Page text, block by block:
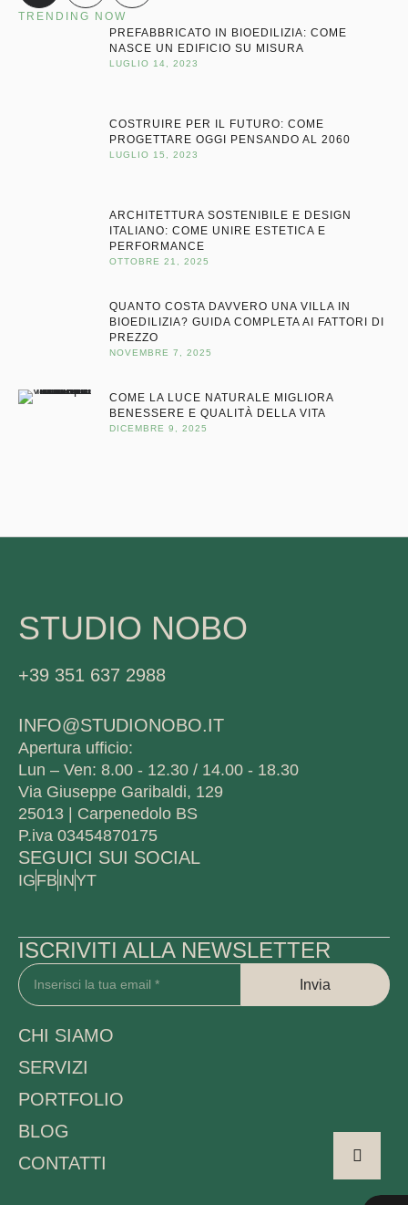
TRENDING NOW
PREFABBRICATO IN BIOEDILIZIA: COME
NASCE UN EDIFICIO SU MISURA
LUGLIO 14, 2023
COSTRUIRE PER IL FUTURO: COME
PROGETTARE OGGI PENSANDO AL 2060
LUGLIO 15, 2023
ARCHITETTURA SOSTENIBILE E DESIGN
ITALIANO: COME UNIRE ESTETICA E
PERFORMANCE
OTTOBRE 21, 2025
QUANTO COSTA DAVVERO UNA VILLA IN
BIOEDILIZIA? GUIDA COMPLETA AI FATTORI DI
PREZZO
NOVEMBRE 7, 2025
COME LA LUCE NATURALE MIGLIORA
BENESSERE E QUALITÀ DELLA VITA
DICEMBRE 9, 2025
STUDIO NOBO
+39 351 637 2988
INFO@STUDIONOBO.IT
Apertura ufficio:
Lun – Ven: 8.00 - 12.30 / 14.00 - 18.30
Via Giuseppe Garibaldi, 129
25013 | Carpenedolo BS
P.iva 03454870175
SEGUICI SUI SOCIAL
IGFBINYT
ISCRIVITI ALLA NEWSLETTER
Invia
CHI SIAMO
SERVIZI
PORTFOLIO
BLOG
CONTATTI